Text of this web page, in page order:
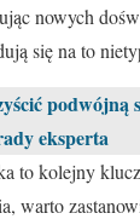
nowych
się na to
podwójną
eksperta
to kolejny
warto